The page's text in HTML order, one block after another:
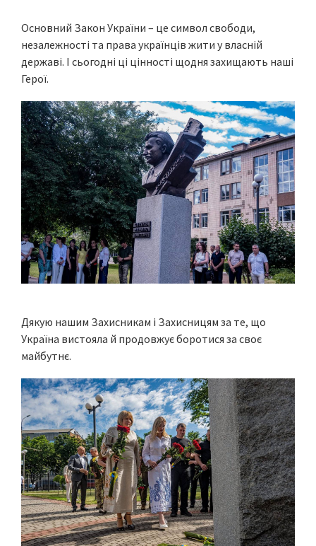
Основний Закон України – це символ свободи,
незалежності та права українців жити у власній
державі. І сьогодні ці цінності щодня захищають наші
Герої.
Дякую нашим Захисникам і Захисницям за те, що
Україна вистояла й продовжує боротися за своє
майбутнє.